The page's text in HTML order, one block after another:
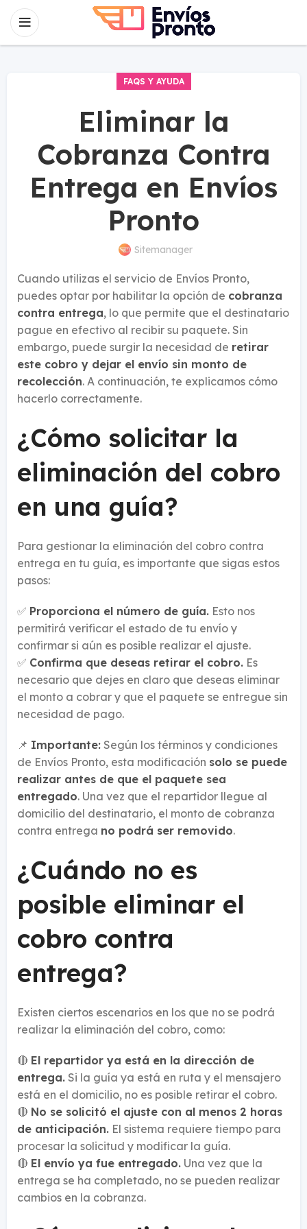
FAQS Y AYUDA
Eliminar la
Cobranza Contra
Entrega en Envíos
Pronto
Sitemanager
Cuando utilizas el servicio de Envíos Pronto,
puedes optar por habilitar la opción de cobranza
contra entrega, lo que permite que el destinatario
pague en efectivo al recibir su paquete. Sin
embargo, puede surgir la necesidad de retirar
este cobro y dejar el envío sin monto de
recolección. A continuación, te explicamos cómo
hacerlo correctamente.
¿Cómo solicitar la
eliminación del cobro
en una guía?
Para gestionar la eliminación del cobro contra
entrega en tu guía, es importante que sigas estos
pasos:
✅ Proporciona el número de guía. Esto nos
permitirá verificar el estado de tu envío y
confirmar si aún es posible realizar el ajuste.
✅ Confirma que deseas retirar el cobro. Es
necesario que dejes en claro que deseas eliminar
el monto a cobrar y que el paquete se entregue sin
necesidad de pago.
📌 Importante: Según los términos y condiciones
de Envíos Pronto, esta modificación solo se puede
realizar antes de que el paquete sea
entregado. Una vez que el repartidor llegue al
domicilio del destinatario, el monto de cobranza
contra entrega no podrá ser removido.
¿Cuándo no es
posible eliminar el
cobro contra
entrega?
Existen ciertos escenarios en los que no se podrá
realizar la eliminación del cobro, como:
🔴 El repartidor ya está en la dirección de
entrega. Si la guía ya está en ruta y el mensajero
está en el domicilio, no es posible retirar el cobro.
🔴 No se solicitó el ajuste con al menos 2 horas
de anticipación. El sistema requiere tiempo para
procesar la solicitud y modificar la guía.
🔴 El envío ya fue entregado. Una vez que la
entrega se ha completado, no se pueden realizar
cambios en la cobranza.